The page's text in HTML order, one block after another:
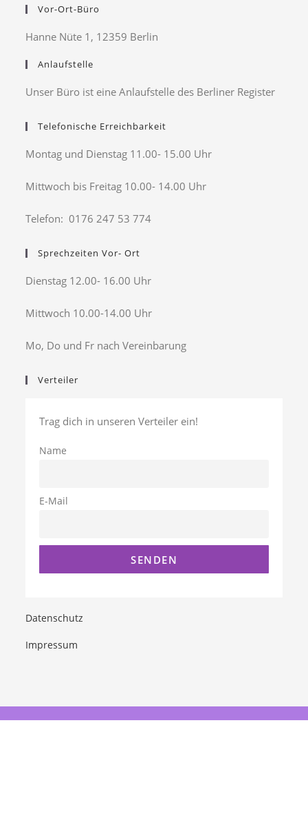
Vor-Ort-Büro
Hanne Nüte 1, 12359 Berlin
Anlaufstelle
Unser Büro ist eine Anlaufstelle des Berliner Register
Telefonische Erreichbarkeit
Montag und Dienstag 11.00- 15.00 Uhr
Mittwoch bis Freitag 10.00- 14.00 Uhr
Telefon: 0176 247 53 774
Sprechzeiten Vor- Ort
Dienstag 12.00- 16.00 Uhr
Mittwoch 10.00-14.00 Uhr
Mo, Do und Fr nach Vereinbarung
Verteiler
Trag dich in unseren Verteiler ein!
Name
E-Mail
Datenschutz
Impressum